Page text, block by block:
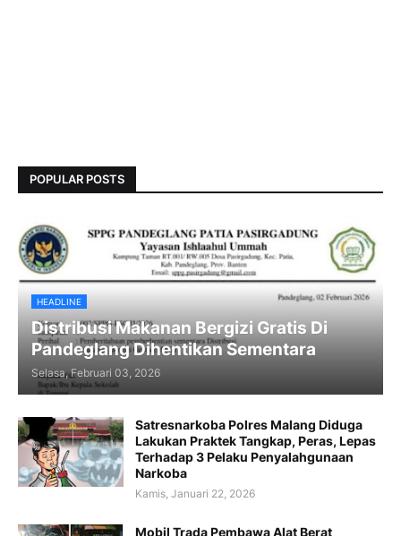
POPULAR POSTS
HEADLINE
Distribusi Makanan Bergizi Gratis Di
Pandeglang Dihentikan Sementara
Selasa, Februari 03, 2026
Satresnarkoba Polres Malang Diduga
Lakukan Praktek Tangkap, Peras, Lepas
Terhadap 3 Pelaku Penyalahgunaan
Narkoba
Kamis, Januari 22, 2026
Mobil Trada Pembawa Alat Berat